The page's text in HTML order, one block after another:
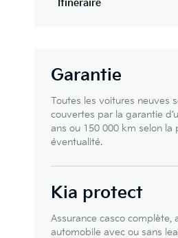
Itinéraire
Garantie
Toutes les voitures neuves
couvertes par la garantie
ans ou 150 000 km selon la
éventualité.
Kia protect
Assurance casco complète,
automobile avec ou sans